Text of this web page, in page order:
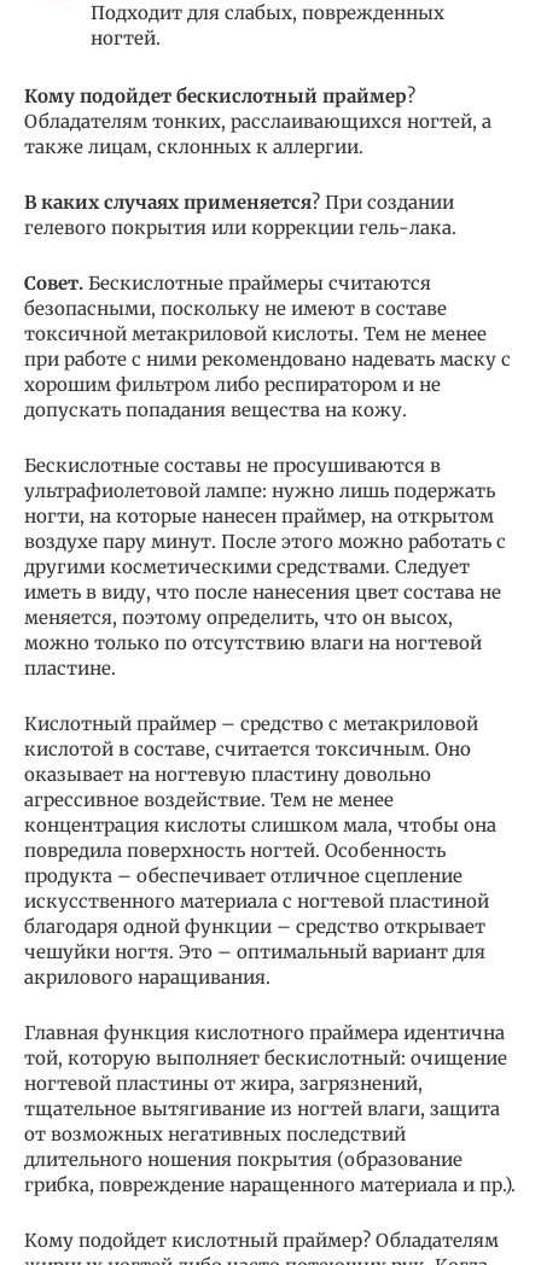
Подходит для слабых, поврежденных
ногтей.
Кому подойдет бескислотный праймер?
Обладателям тонких, расслаивающихся ногтей, а
также лицам, склонных к аллергии.
В каких случаях применяется? При создании
гелевого покрытия или коррекции гель-лака.
Совет. Бескислотные праймеры считаются
безопасными, поскольку не имеют в составе
токсичной метакриловой кислоты. Тем не менее
при работе с ними рекомендовано надевать маску с
хорошим фильтром либо респиратором и не
допускать попадания вещества на кожу.
Бескислотные составы не просушиваются в
ультрафиолетовой лампе: нужно лишь подержать
ногти, на которые нанесен праймер, на открытом
воздухе пару минут. После этого можно работать с
другими косметическими средствами. Следует
иметь в виду, что после нанесения цвет состава не
меняется, поэтому определить, что он высох,
можно только по отсутствию влаги на ногтевой
пластине.
Кислотный праймер – средство с метакриловой
кислотой в составе, считается токсичным. Оно
оказывает на ногтевую пластину довольно
агрессивное воздействие. Тем не менее
концентрация кислоты слишком мала, чтобы она
повредила поверхность ногтей. Особенность
продукта – обеспечивает отличное сцепление
искусственного материала с ногтевой пластиной
благодаря одной функции – средство открывает
чешуйки ногтя. Это – оптимальный вариант для
акрилового наращивания.
Главная функция кислотного праймера идентична
той, которую выполняет бескислотный: очищение
ногтевой пластины от жира, загрязнений,
тщательное вытягивание из ногтей влаги, защита
от возможных негативных последствий
длительного ношения покрытия (образование
грибка, повреждение наращенного материала и пр.).
Кому подойдет кислотный праймер? Обладателям